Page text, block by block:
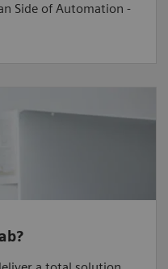
Side of Automation -